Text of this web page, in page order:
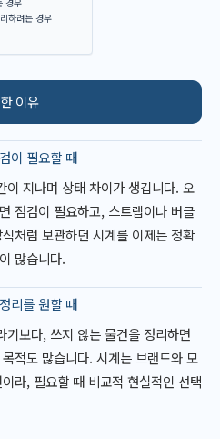
하려는 경우
이유
이 필요할 때
이 지나며 상태 차이가 생깁니다. 오
점검이 필요하고, 스트랩이나 버클
처럼 보관하던 시계를 이제는 정확
많습니다.
리를 원할 때
기보다, 쓰지 않는 물건을 정리하면
적도 많습니다. 시계는 브랜드와 모
라, 필요할 때 비교적 현실적인 선택